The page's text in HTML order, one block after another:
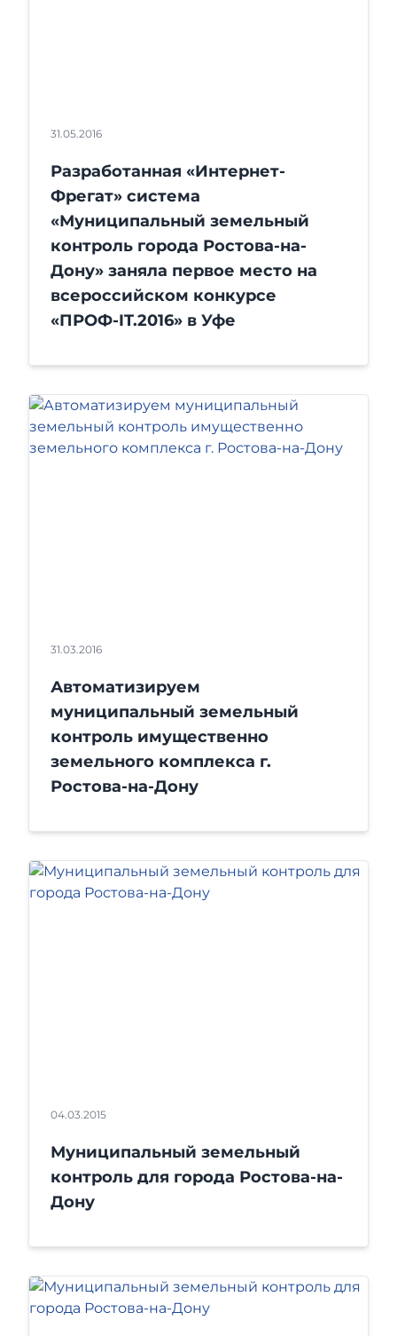
31.05.2016
Разработанная «Интернет-
Фрегат» система
«Муниципальный земельный
контроль города Ростова-на-
Дону» заняла первое место на
всероссийском конкурсе
«ПРОФ-IT.2016» в Уфе
31.03.2016
Автоматизируем
муниципальный земельный
контроль имущественно
земельного комплекса г.
Ростова-на-Дону
04.03.2015
Муниципальный земельный
контроль для города Ростова-на-
Дону